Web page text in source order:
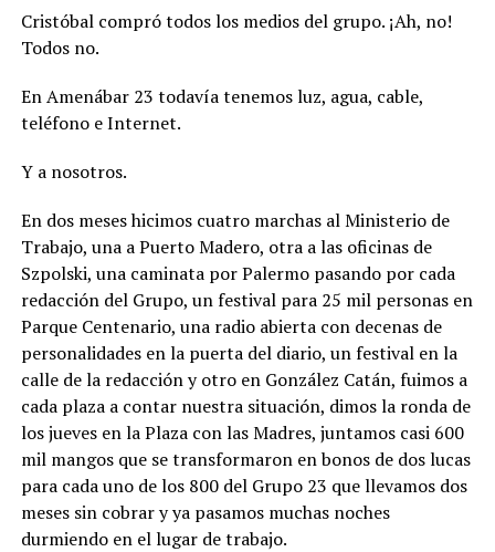
Cristóbal compró todos los medios del grupo. ¡Ah, no!
Todos no.
En Amenábar 23 todavía tenemos luz, agua, cable,
teléfono e Internet.
Y a nosotros.
En dos meses hicimos cuatro marchas al Ministerio de
Trabajo, una a Puerto Madero, otra a las oficinas de
Szpolski, una caminata por Palermo pasando por cada
redacción del Grupo, un festival para 25 mil personas en
Parque Centenario, una radio abierta con decenas de
personalidades en la puerta del diario, un festival en la
calle de la redacción y otro en González Catán, fuimos a
cada plaza a contar nuestra situación, dimos la ronda de
los jueves en la Plaza con las Madres, juntamos casi 600
mil mangos que se transformaron en bonos de dos lucas
para cada uno de los 800 del Grupo 23 que llevamos dos
meses sin cobrar y ya pasamos muchas noches
durmiendo en el lugar de trabajo.